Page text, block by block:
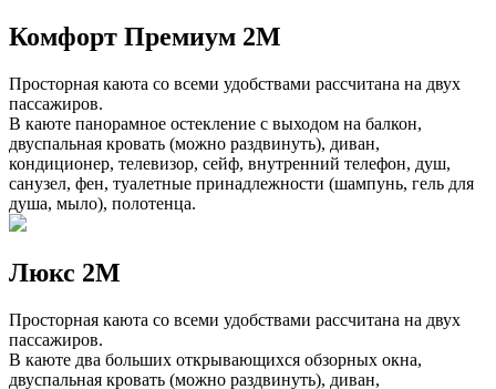
Комфорт Премиум 2М
Просторная каюта со всеми удобствами рассчитана на двух
пассажиров.
В каюте панорамное остекление с выходом на балкон,
двуспальная кровать (можно раздвинуть), диван,
кондиционер, телевизор, сейф, внутренний телефон, душ,
санузел, фен, туалетные принадлежности (шампунь, гель для
душа, мыло), полотенца.
Люкс 2М
Просторная каюта со всеми удобствами рассчитана на двух
пассажиров.
В каюте два больших открывающихся обзорных окна,
двуспальная кровать (можно раздвинуть), диван,